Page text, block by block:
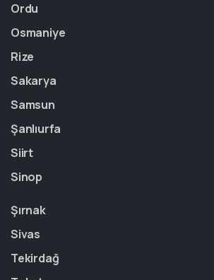
Ordu
Osmaniye
Rize
Sakarya
Samsun
Şanlıurfa
Siirt
Sinop
Şırnak
Sivas
Tekirdağ